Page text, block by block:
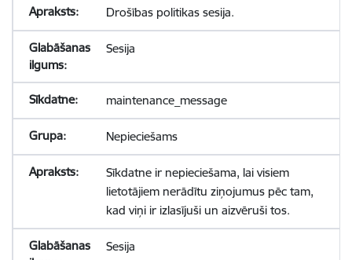
Drošības politikas sesija.
Sesija
maintenance_message
Nepieciešams
Sīkdatne ir nepieciešama, lai visiem
lietotājiem nerādītu ziņojumus pēc tam,
kad viņi ir izlasījuši un aizvēruši tos.
Sesija